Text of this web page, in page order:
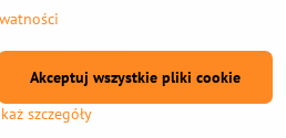
dotyczące prywatności
o ochronie prywatności
przy użyciu:
szczegóły
Akceptuj wszystkie pliki cookie